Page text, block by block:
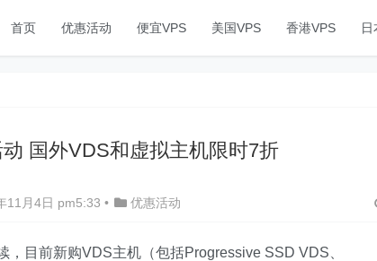
首页 优惠活动 便宜VPS 美国VPS 香港VPS 日
国外VDS和虚拟主机限时7折
11月4日 pm5:33 • 优惠活动
目前新购VDS主机（包括Progressive SSD VDS、